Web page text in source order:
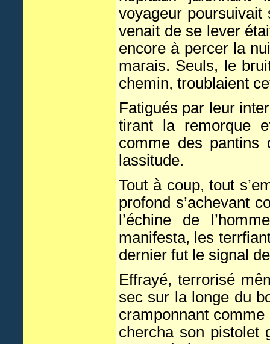
voyageur
venait de se lever
encore à percer la
marais. Seuls, le
chemin, troublaient
Fatigués par leur
tirant la remorque
comme des pantins
lassitude.
Tout à coup, tout
profond s’achevant
l’échine de
manifesta, les
dernier fut le signal
Effrayé, terrorisé
sec sur la longe du
cramponnant
chercha son pistolet